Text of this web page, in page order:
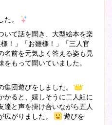
。
いて話を聞き、大型絵本を楽
様！」「お雛様！」「三人官
名前を元気よく答える姿も見
もって聞いていました。
団遊びをしました。
かると、嬉しそうに二人組に
達と声を掛け合いながら五人
がりました。
遊びを